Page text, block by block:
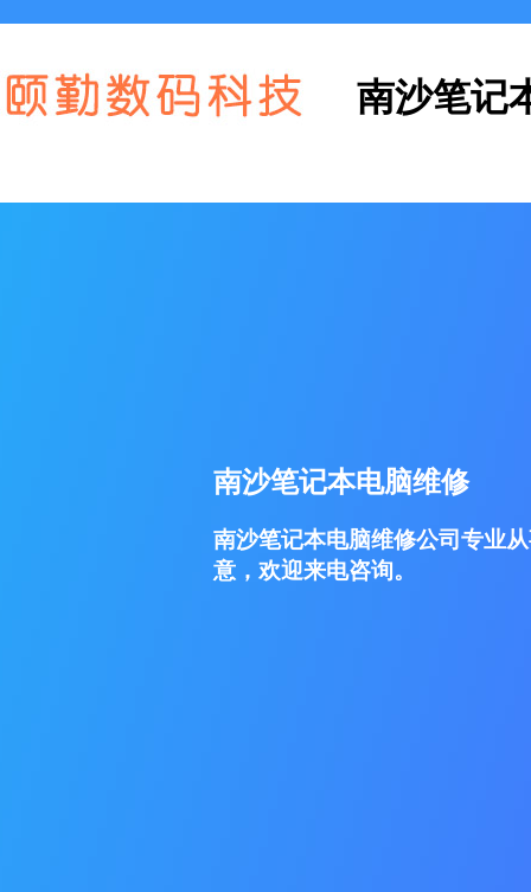
南沙笔记
南沙笔记本电脑维修
南沙笔记本电脑维修公司专业
意，欢迎来电咨询。